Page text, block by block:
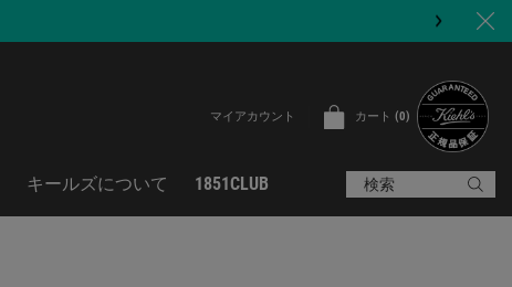
マイアカウント カート 0
0 カート内の製品
キールズについて 1851CLUB 検索